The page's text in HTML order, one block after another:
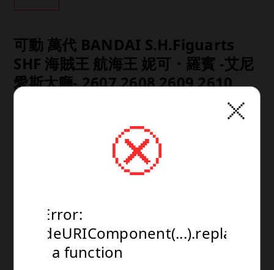
可動 萬代 BANDAI S.H.Figuarts
SHF 海賊王 航海王 妮可・羅賓 -艾尼
愛斯大廳- 2607 2608 2609 2610
2611
商品類型：已塗裝可動完成品
運送方式：超商 or 宅配
預計到貨時間：2027年1月(1月~2月)
NT$0
(建議售價) NT$0
TypeError:
encodeURIComponent(...).replaceAll
is not a function
TypeError:
encodeURIComponent(...).replaceAll
is not a function
TypeError:
encodeURIComponent(...).replaceAll
is not a function